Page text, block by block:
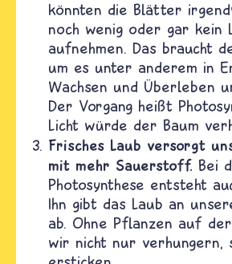
könnten die Blätter
noch wenig oder gar kein
aufnehmen. Das braucht
um es unter anderem in
Wachsen und Überleben
Der Vorgang heißt
Licht würde der Baum
Frisches Laub versorgt
mit mehr Sauerstoff. Bei
Photosynthese entsteht
Ihn gibt das Laub an
ab. Ohne Pflanzen auf
wir nicht nur verhungern,